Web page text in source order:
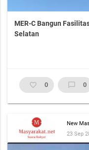
MER-C Bangun
Selatan
favorite_border 0 chat_bubble_outline 0
New
23 Sep